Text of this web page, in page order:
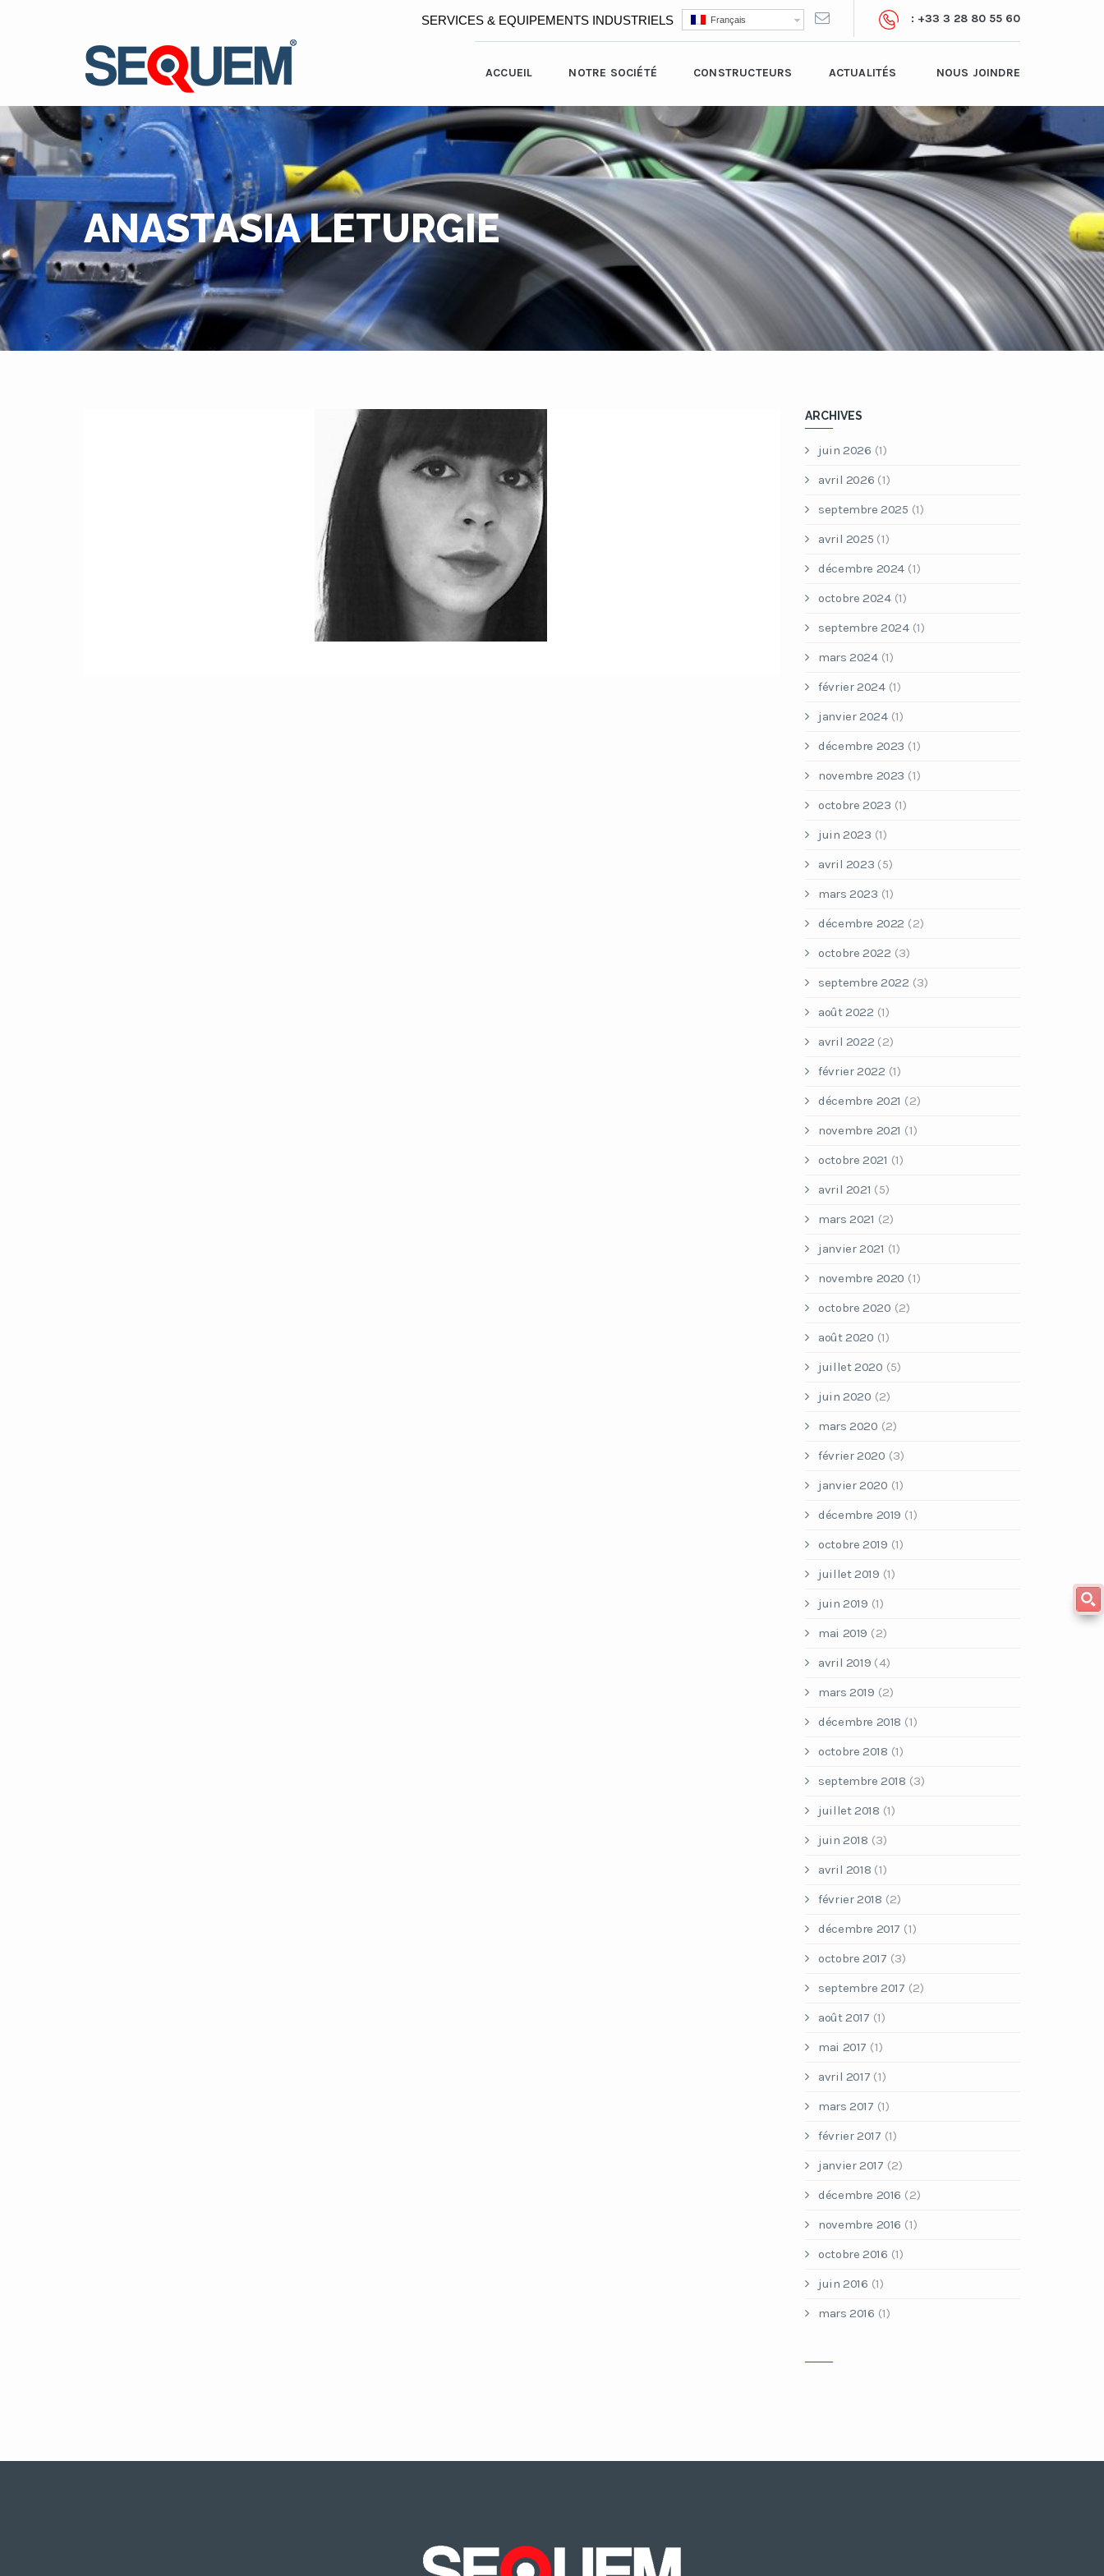
SERVICES & EQUIPEMENTS INDUSTRIELS Français : +33 3 28 80 55 60
ACCUEIL NOTRE SOCIÉTÉ CONSTRUCTEURS ACTUALITÉS NOUS JOINDRE
ANASTASIA LETURGIE
ARCHIVES
juin 2026 (1)
avril 2026 (1)
septembre 2025 (1)
avril 2025 (1)
décembre 2024(1)
octobre 2024(1)
septembre 2024(1)
mars 2024(1)
février 2024(1)
janvier 2024(1)
décembre 2023 (1)
novembre 2023 (1)
octobre 2023 (1)
juin 2023 (1)
avril 2023 (5)
mars 2023 (1)
décembre 2022 (2)
octobre 2022 (3)
septembre 2022 (3)
août 2022 (1)
avril 2022 (2)
février 2022 (1)
décembre 2021 (2)
novembre 2021 (1)
octobre 2021 (1)
avril 2021 (5)
mars 2021 (2)
janvier 2021 (1)
novembre 2020 (1)
octobre 2020 (2)
août 2020 (1)
juillet 2020 (5)
juin 2020 (2)
mars 2020 (2)
février 2020 (3)
janvier 2020 (1)
décembre 2019 (1)
octobre 2019 (1)
juillet 2019 (1)
juin 2019 (1)
mai 2019 (2)
avril 2019 (4)
mars 2019 (2)
décembre 2018 (1)
octobre 2018 (1)
septembre 2018 (3)
juillet 2018 (1)
juin 2018 (3)
avril 2018 (1)
février 2018 (2)
décembre 2017 (1)
octobre 2017 (3)
septembre 2017 (2)
août 2017 (1)
mai 2017 (1)
avril 2017 (1)
mars 2017 (1)
février 2017 (1)
janvier 2017 (2)
décembre 2016 (2)
novembre 2016 (1)
octobre 2016 (1)
juin 2016 (1)
mars 2016 (1)